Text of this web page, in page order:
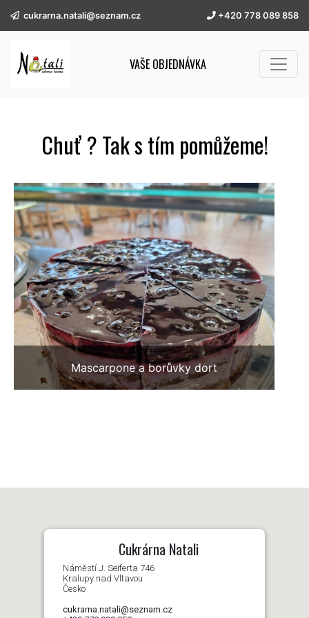
cukrarna.natali@seznam.cz +420 778 089 858
VAŠE OBJEDNÁVKA
Chuť ? Tak s tím pomůžeme!
Mascarpone a borůvky dort
Cukrárna Natali
Náměstí J. Seiferta 746
Kralupy nad Vltavou
Česko
cukrarna.natali@seznam.cz